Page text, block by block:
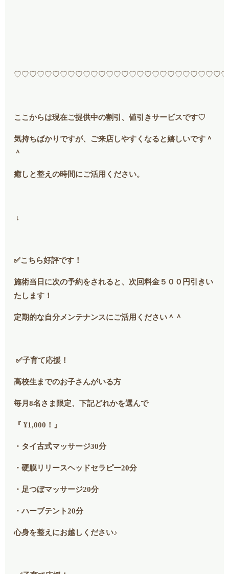
ここからは現在ご提供中の割引、値引きサービスです♡
気持ちばかりですが、ご来店しやすくなると嬉しいです＾
＾
癒しと整えの時間にご活用ください。
↓
✅こちら好評です！
施術当日に次の予約をされると、次回料金５００円引きい
たします！
定期的な自分メンテナンスにご活用ください＾＾
✅子育て応援！
高校生までのお子さんがいる方
毎月8名さま限定、下記どれかを選んで
『 ¥1,000！』
・タイ古式マッサージ30分
・硬膜リリースヘッドセラピー20分
・足つぼマッサージ20分
・ハーブテント20分
心身を整えにお越しください♪